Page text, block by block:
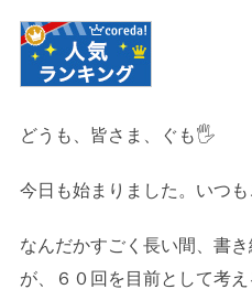
どうも、皆さま、ぐも🖐️
今日も始まりました。いつも
なんだかすごく長い間、書
が、６０回を目前として考